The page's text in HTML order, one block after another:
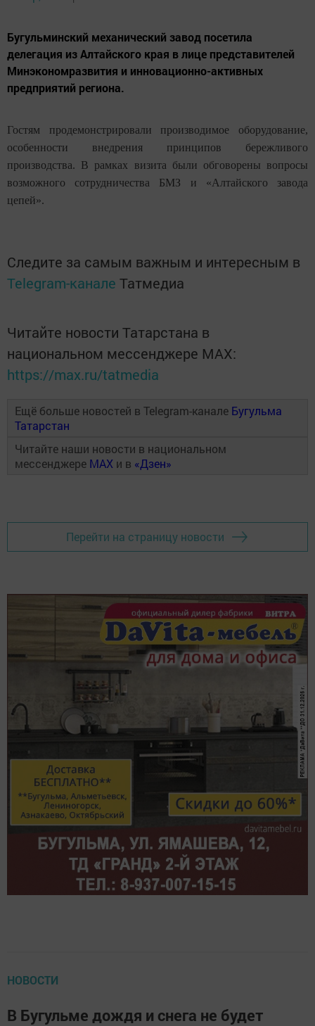
Бугульминский механический завод посетила
делегация из Алтайского края в лице представителей
Минэкономразвития и инновационно-активных
предприятий региона.
Гостям продемонстрировали производимое оборудование,
особенности внедрения принципов бережливого
производства. В рамках визита были обговорены вопросы
возможного сотрудничества БМЗ и «Алтайского завода
цепей».
Следите за самым важным и интересным в
Telegram-канале Татмедиа
Читайте новости Татарстана в
национальном мессенджере MАХ:
https://max.ru/tatmedia
Ещё больше новостей в Telegram-канале Бугульма
Татарстан
Читайте наши новости в национальном
мессенджере MAX и в «Дзен»
Перейти на страницу новости
НОВОСТИ
В Бугульме дождя и снега не будет